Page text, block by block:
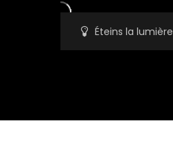
Éteins la lumière